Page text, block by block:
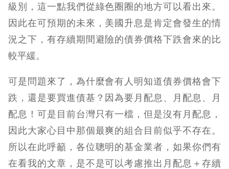
級別，這一點我們從綠色圈圈的地方可以看出來。
因此在可預期的未來，美國升息是肯定會發生的情
況之下，有存續期間避險的債券價格下跌會來的比
較平緩。
可是問題來了，為什麼會有人明知道債券價格會下
跌，還是要買進債基？因為要月配息、月配息、月
配息！可是目前台灣只有一檔，但是沒有月配息，
因此大家心目中那個最爽的組合目前似乎不存在。
所以在此呼籲，各位聰明的基金業者，如果你們有
在看我的文章，是不是可以考慮推出月配息＋存續